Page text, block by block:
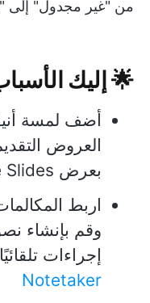
من "غير مجدول" إلى
🌟 إليك
أضف لمسة
العروض
بعرض Google Slides الخاص بهم
اربط
وقم بإنشاء
إجراءات
Notetaker